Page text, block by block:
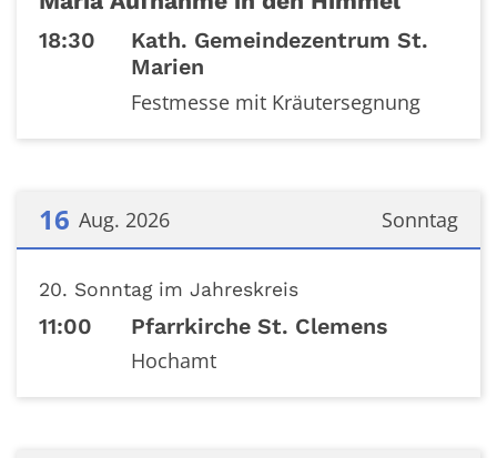
18:30
Kath. Gemeindezentrum St.
Marien
Festmesse mit Kräutersegnung
Sonntag
16 Aug. 2026
20. Sonntag im Jahreskreis
11:00 Pfarrkirche St. Clemens
Hochamt